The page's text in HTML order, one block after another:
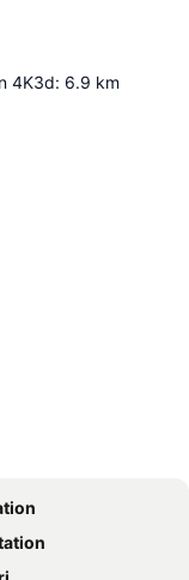
4K3d: 6.9 km